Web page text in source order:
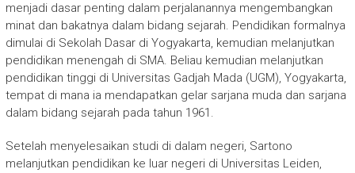
menjadi dasar penting dalam perjalanannya mengembangkan
minat dan bakatnya dalam bidang sejarah. Pendidikan formalnya
dimulai di Sekolah Dasar di Yogyakarta, kemudian melanjutkan
pendidikan menengah di SMA. Beliau kemudian melanjutkan
pendidikan tinggi di Universitas Gadjah Mada (UGM), Yogyakarta,
tempat di mana ia mendapatkan gelar sarjana muda dan sarjana
dalam bidang sejarah pada tahun 1961.
Setelah menyelesaikan studi di dalam negeri, Sartono
melanjutkan pendidikan ke luar negeri di Universitas Leiden,